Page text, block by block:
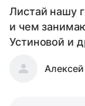
Листай нашу
и чем
Устиновой и